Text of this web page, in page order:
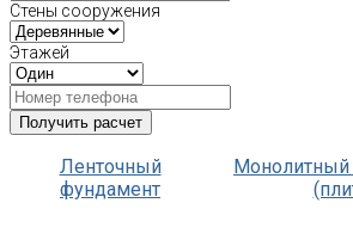
Стены сооружения
Этажей
Ленточный
фундамент